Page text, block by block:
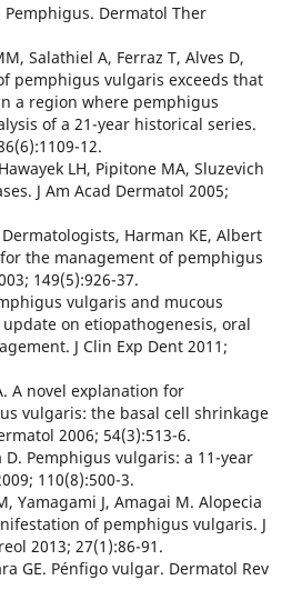
Dermatol Ther
Salathiel A, Ferraz T, Alves D,
pemphigus vulgaris exceeds that
a region where pemphigus
of a 21-year historical series.
12.
LH, Pipitone MA, Sluzevich
J Am Acad Dermatol 2005;
Harman KE, Albert
the management of pemphigus
149(5):926-37.
vulgaris and mucous
on etiopathogenesis, oral
J Clin Exp Dent 2011;
A novel explanation for
vulgaris: the basal cell shrinkage
2006; 54(3):513-6.
D. Pemphigus vulgaris: a 11-year
110(8):500-3.
Yamagami J, Amagai M. Alopecia
of pemphigus vulgaris. J
2013; 27(1):86-91.
GE. Pénfigo vulgar. Dermatol Rev